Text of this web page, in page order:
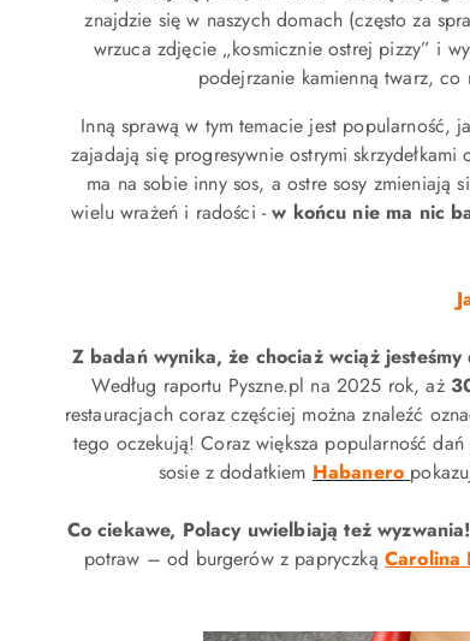
znajdzie się w naszych domach (często za
wrzuca zdjęcie „kosmicznie ostrej pizzy” i
podejrzanie kamienną twarz,
Inną sprawą w tym temacie jest popularność,
zajadają się progresywnie ostrymi
ma na sobie inny sos, a ostre sosy zmieniają
wielu wrażeń i radości -w końcu nie ma nic
Z badań wynika, że chociaż wciąż
Według raportu Pyszne.pl na 2025 rok, aż
restauracjach coraz częściej można znaleźć
tego oczekują! Coraz większa popularność
sosie z dodatkiem Habanero
Co ciekawe, Polacy uwielbiają też wyzwania!
potraw – od burgerów z papryczką Carolina